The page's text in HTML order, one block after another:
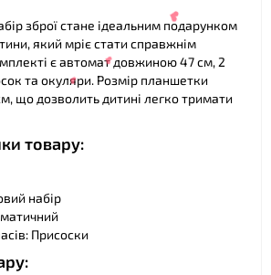
зброї стане ідеальним подарунком
який мріє стати справжнім
є автомат довжиною 47 см, 2
та окуляри. Розмір планшетки
що дозволить дитині легко тримати
товару:
набір
Присоски
❤